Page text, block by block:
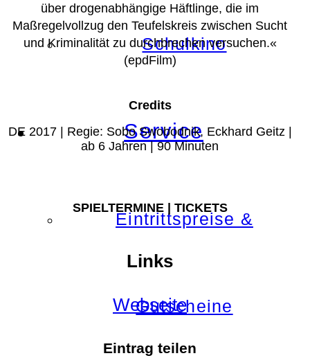
Schulkino
Service
Eintrittspreise &
Gutscheine
über drogenabhängige Häftlinge, die im
Maßregelvollzug den Teufelskreis zwischen Sucht
und Kriminalität zu durchbrechen versuchen.«
(epdFilm)
Credits
DE 2017 | Regie: Sobo Swobodnik, Eckhard Geitz |
ab 6 Jahren | 90 Minuten
SPIELTERMINE | TICKETS
Links
Webseite
Eintrag teilen